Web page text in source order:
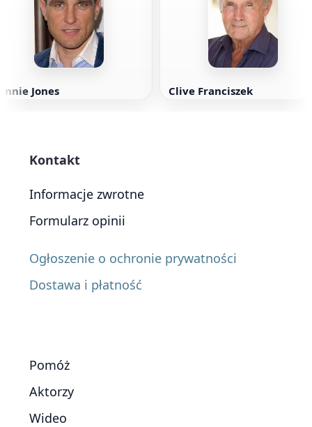
Jones Clive Franciszek
Kontakt
Informacje zwrotne
Formularz opinii
Ogłoszenie o ochronie prywatności
Dostawa i płatność
Pomóż
Aktorzy
Wideo